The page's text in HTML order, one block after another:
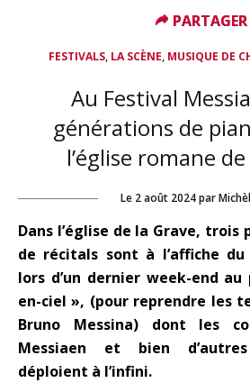
FESTIVALS, LA SCÈNE, MUSIQUE DE
Au Festival
générations de
l’église romane
Le 2 août 2024par
Dans l’église de la Grave,
de récitals sont à l’affiche du
lors d’un dernier week-end
en-ciel », (pour reprendre les
Bruno Messina) dont les
Messiaen et bien
déploient à l’infini.
PARTAGER
PARTAGER